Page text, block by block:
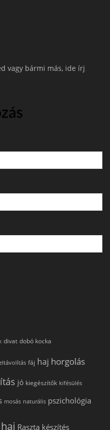
vagy bármi más, ide írj
divat dobó kocka
fáj haj horgolás
jó kiegészítők kifésülés
mosás naturális pszichológia
Raszta készítés